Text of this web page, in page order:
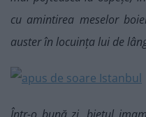
cu amintirea meselor
auster în locuința lui de